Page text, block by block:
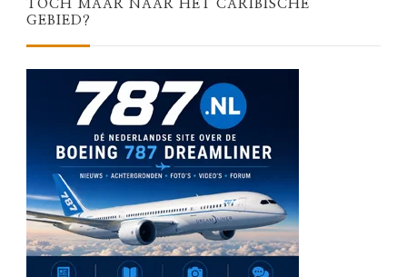
TOCH MAAR NAAR HET CARIBISCHE
GEBIED?